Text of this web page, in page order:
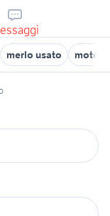
merlo usato